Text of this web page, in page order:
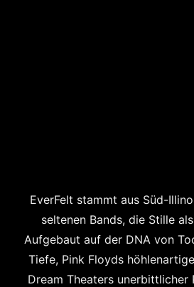
EverFelt stammt aus Süd-
seltenen Bands, die Stille
Aufgebaut auf der DNA von
Tiefe, Pink Floyds
Dream Theaters unerbittlicher